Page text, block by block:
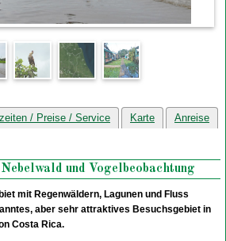
/ Preise / Service Karte
Anreise
und Vogelbeobachtung
mit Regenwäldern, Lagunen und Fluss
aber sehr attraktives Besuchsgebiet in
Costa Rica.